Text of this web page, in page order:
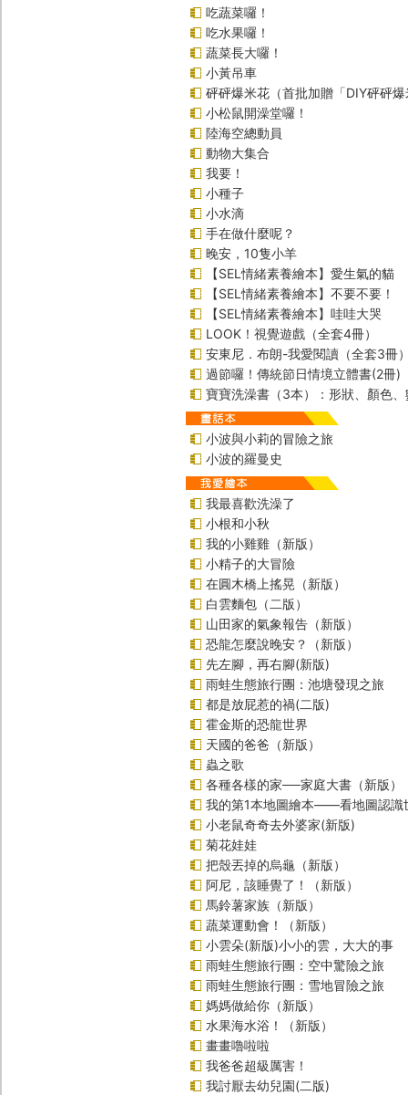
吃蔬菜囉！
吃水果囉！
蔬菜長大囉！
小黃吊車
砰砰爆米花（首批加贈「DIY砰砰
小松鼠開澡堂囉！
陸海空總動員
動物大集合
我要！
小種子
小水滴
手在做什麼呢？
晚安，10隻小羊
【SEL情緒素養繪本】愛生氣的貓
【SEL情緒素養繪本】不要不要！
【SEL情緒素養繪本】哇哇大哭
LOOK！視覺遊戲（全套4冊）
安東尼．布朗-我愛閱讀（全套3冊
過節囉！傳統節日情境立體書(2冊)
寶寶洗澡書（3本）：形狀、顏色、
小波與小莉的冒險之旅
小波的羅曼史
我最喜歡洗澡了
小根和小秋
我的小雞雞（新版）
小精子的大冒險
在圓木橋上搖晃（新版）
白雲麵包（二版）
山田家的氣象報告（新版）
恐龍怎麼說晚安？（新版）
先左腳，再右腳(新版)
雨蛙生態旅行團：池塘發現之旅
都是放屁惹的禍(二版)
霍金斯的恐龍世界
天國的爸爸（新版）
蟲之歌
各種各樣的家──家庭大書（新版）
我的第1本地圖繪本――看地圖認識
小老鼠奇奇去外婆家(新版)
菊花娃娃
把殼丟掉的烏龜（新版）
阿尼，該睡覺了！（新版）
馬鈴薯家族（新版）
蔬菜運動會！（新版）
小雲朵(新版)小小的雲，大大的事
雨蛙生態旅行團：空中驚險之旅
雨蛙生態旅行團：雪地冒險之旅
媽媽做給你（新版）
水果海水浴！（新版）
畫畫嚕啦啦
我爸爸超級厲害！
我討厭去幼兒園(二版)